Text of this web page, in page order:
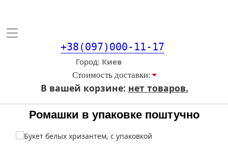
Toggle
+38(097)000-11-17
Город
Стоимость доставки:
В вашей корзине: нет товаров.
Ромашки в упаковке поштучно